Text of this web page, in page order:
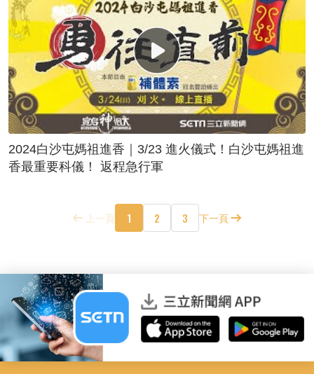
2024白沙屯媽祖進香｜3/23 進火儀式！白沙屯媽祖進
香最重要科儀！ 返程急行軍
上一頁 1 2 3 下一頁